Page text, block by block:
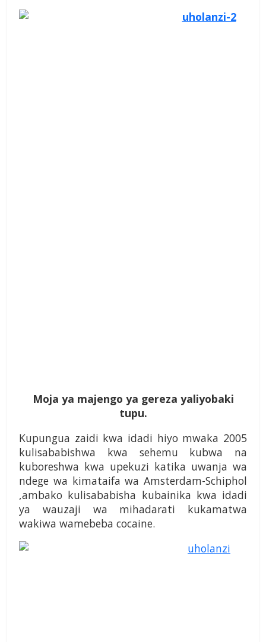
Moja ya majengo ya gereza yaliyobaki
tupu.
Kupungua zaidi kwa idadi hiyo mwaka 2005
kulisababishwa kwa sehemu kubwa na
kuboreshwa kwa upekuzi katika uwanja wa
ndege wa kimataifa wa Amsterdam-Schiphol
,ambako kulisababisha kubainika kwa idadi
ya wauzaji wa mihadarati kukamatwa
wakiwa wamebeba cocaine.